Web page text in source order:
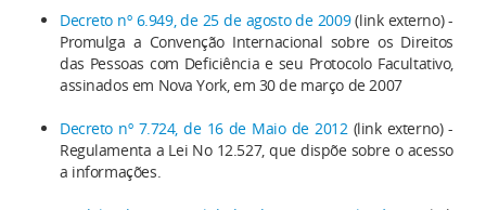
Decreto nº 6.949, de 25 de agosto de 2009(link externo) -
Promulga a Convenção Internacional sobre os Direitos
das Pessoas com Deficiência e seu Protocolo Facultativo,
assinados em Nova York, em 30 de março de 2007
Decreto nº 7.724, de 16 de Maio de 2012(link externo) -
Regulamenta a Lei No 12.527, que dispõe sobre o acesso
a informações.